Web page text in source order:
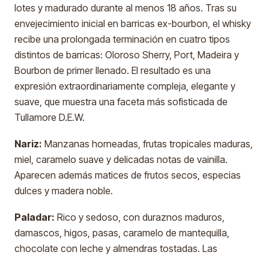
lotes y madurado durante al menos 18 años. Tras su
envejecimiento inicial en barricas ex-bourbon, el whisky
recibe una prolongada terminación en cuatro tipos
distintos de barricas: Oloroso Sherry, Port, Madeira y
Bourbon de primer llenado. El resultado es una
expresión extraordinariamente compleja, elegante y
suave, que muestra una faceta más sofisticada de
Tullamore D.E.W.
Nariz: Manzanas horneadas, frutas tropicales maduras,
miel, caramelo suave y delicadas notas de vainilla.
Aparecen además matices de frutos secos, especias
dulces y madera noble.
Paladar: Rico y sedoso, con duraznos maduros,
damascos, higos, pasas, caramelo de mantequilla,
chocolate con leche y almendras tostadas. Las